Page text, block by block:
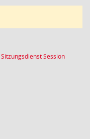
SitzungsdienstSession(Wird in